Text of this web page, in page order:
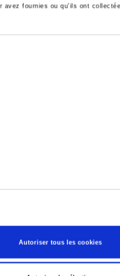
avez fournies ou qu'ils ont
Autoriser tous les cookies